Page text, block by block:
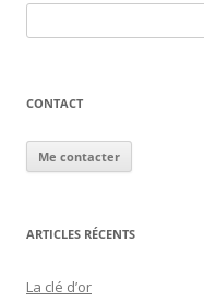
CONTACT
Me contacter
ARTICLES RÉCENTS
La clé d’or